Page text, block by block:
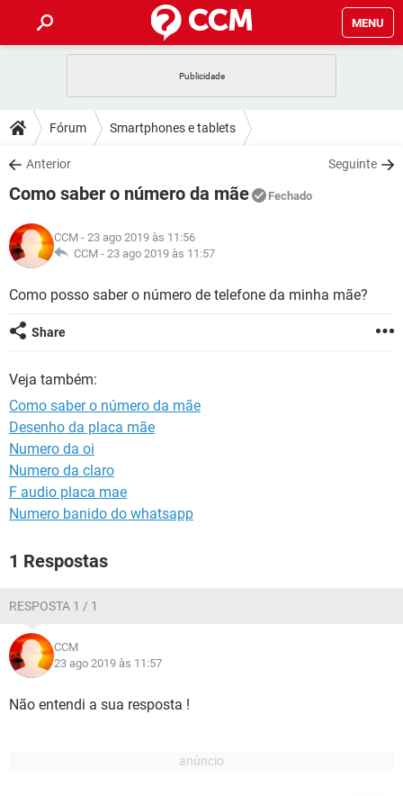
MENU
CELULAR FACEBOOK
OUTLOOK
INSTAGRAM GMAIL
GUIA DE COMPRAS
DICAS
JOGOS WHATSAPP
INSTAGRAM
GUIA DE COMPRAS
DOWNLOADS
JOGOS WHATSAPP
CELULAR
OUTLOOK
GMAIL
JOGOS
CELULAR
OUTLOOK EXCEL
INSTAGRAM
GLOSSÁRIO
WHATSAPP
INSTAGRAM
GUIA DE COMPRAS
Fórum Smartphones e tablets
Anterior Seguinte
Como saber o número da mãe Fechado
CCM - 23 ago 2019 às 11:56
CCM - 23 ago 2019 às 11:57
Como posso saber o número de telefone da minha mãe?
Share
Veja também:
Como saber o número da mãe
Desenho da placa mãe
Numero da oi
Numero da claro
F audio placa mae
Numero banido do whatsapp
1 Respostas
RESPOSTA 1 / 1
CCM
23 ago 2019 às 11:57
Não entendi a sua resposta !